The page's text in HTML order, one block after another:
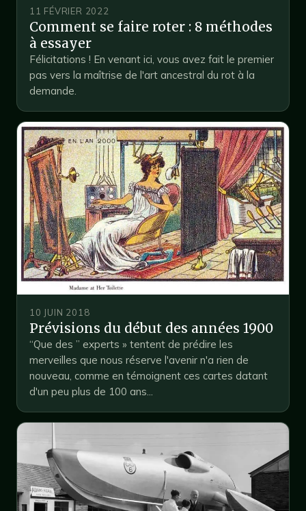
11 FÉVRIER 2022
Comment se faire roter : 8 méthodes
à essayer
Félicitations ! En venant ici, vous avez fait le premier
pas vers la maîtrise de l'art ancestral du rot à la
demande.
10 JUIN 2018
Prévisions du début des années 1900
“Que des ” experts » tentent de prédire les
merveilles que nous réserve l'avenir n'a rien de
nouveau, comme en témoignent ces cartes datant
d'un peu plus de 100 ans...